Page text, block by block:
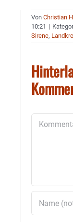
VonChristian
10:21 |
Sirene,